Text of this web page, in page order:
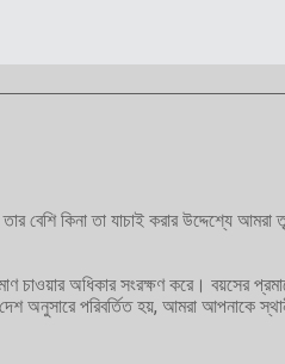
কিনা তা যাচাই করার উদ্দেশ্যে আমরা
চাওয়ার অধিকার সংরক্ষণ করে। বয়সের
অনুসারে পরিবর্তিত হয়, আমরা আপনাকে